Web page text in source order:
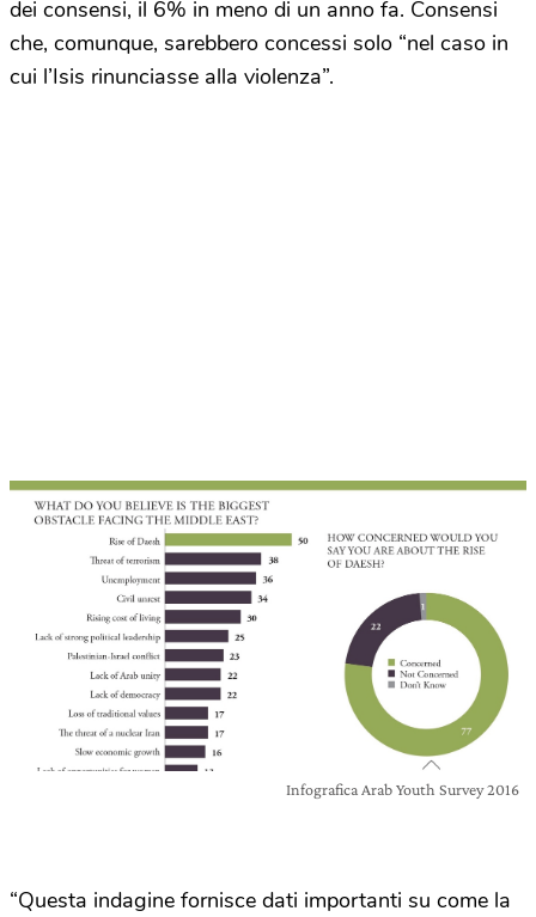
dei consensi, il 6% in meno di un anno fa. Consensi
che, comunque, sarebbero concessi solo “nel caso in
cui l’Isis rinunciasse alla violenza”.
Infografica Arab Youth Survey 2016
“Questa indagine fornisce dati importanti su come la